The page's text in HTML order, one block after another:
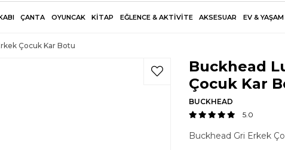
ÇANTA OYUNCAK KİTAP EĞLENCE & AKTİVİTE AKSESUAR EV & YAŞAM
Çocuk Kar Botu
Buckhead
Çocuk Kar
BUCKHEAD
5.0
Buckhead Gri Erkek